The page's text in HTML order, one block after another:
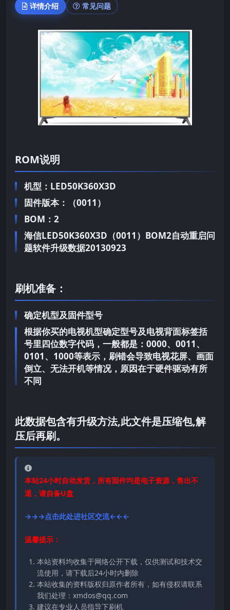
详情介绍 常见问题
ROM说明
机型：LED50K360X3D
固件版本：（0011）
BOM：2
海信LED50K360X3D（0011）BOM2自动重启问
题软件升级数据20130923
刷机准备：
确定机型及固件型号
根据你买的电视机型确定型号及电视背面标签括
号里四位数字代码，一般都是：0000、0011、
0101、1000等表示，刷错会导致电视花屏、画面
倒立、无法开机等情况，原因在于硬件驱动有所
不同
此数据包含有升级方法,此文件是压缩包,解
压后再刷。
本站24小时自动发货，所有固件均是电子资源，售出不
退，请自备U盘
→→→点击此处进社区交流←←←
温馨提示：
本站资料均收集于网络公开下载，仅供测试和技术交
流使用，请下载后24小时内删除
本站收集的资料版权归原作者所有，如有侵权请联系
我们处理：xmdos@qq.com
建议在专业人员指导下刷机